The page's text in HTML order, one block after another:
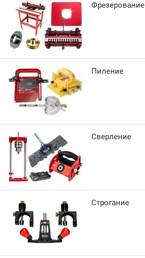
Фрезерование
Пиление
Сверление
Строгание